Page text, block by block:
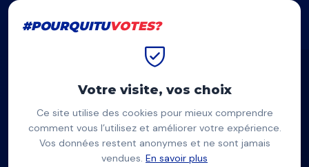
#POURQUITUVOTES?
LJ
Laurent Jeanne
#POURQUITUVOTES?
Votre visite, vos choix
Ce site utilise des cookies pour mieux comprendre
comment vous l’utilisez et améliorer votre expérience.
Vos données restent anonymes et ne sont jamais
vendues. En savoir plus